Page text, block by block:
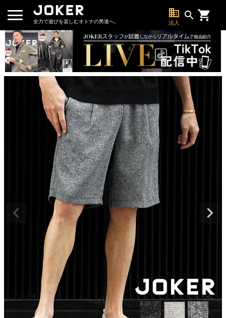
全力で遊びを楽しむオトナの男達へ。
business
法人
search